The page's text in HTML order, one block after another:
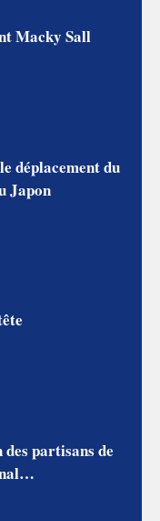
Macky Sall
déplacement du
Japon
partisans de